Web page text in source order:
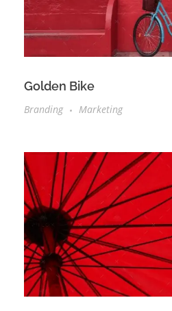
Golden Bike
Branding
Marketing